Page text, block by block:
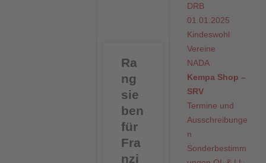
Ra
ng
sie
ben
für
Fra
nzi
i
i
DRB
01.01.2025
Kindeswohl
Vereine
NADA
Kempa Shop –
SRV
Termine und
Ausschreibunge
n
Sonderbestimm